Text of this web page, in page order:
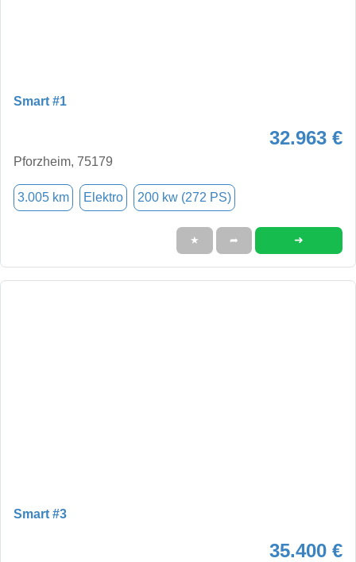
Smart #1
32.963 €
Pforzheim, 75179
3.005 km Elektro 200 kw (272 PS)
★ ➦ ➜
Smart #3
35.400 €